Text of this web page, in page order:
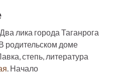
лика города Таганрога
родительском доме
степь, литература
. Начало